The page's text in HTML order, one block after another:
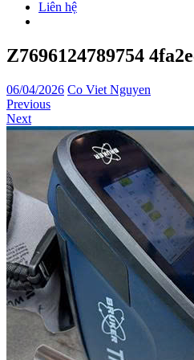
Liên hệ
Z7696124789754
06/04/2026 Co Viet Nguyen
Previous
Next